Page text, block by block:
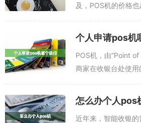
及，POS机的价格
个人是一种现代化
和商家的需求。
个人申请pos机
POS机，由“Point
商家在收银台处使用
者现代支付方式的
申请POS机的选择，
怎么办个人pos
近年来，智能收银